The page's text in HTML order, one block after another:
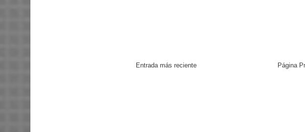
Entrada más reciente Página